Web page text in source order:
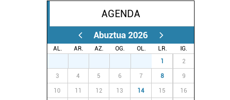
AGENDA
Abuztua 2026
AL. AR. AZ. OG. OL. LR.
IG.
1 2
3 4 5 6 7 8 9
10 11 12 13 14 15 16